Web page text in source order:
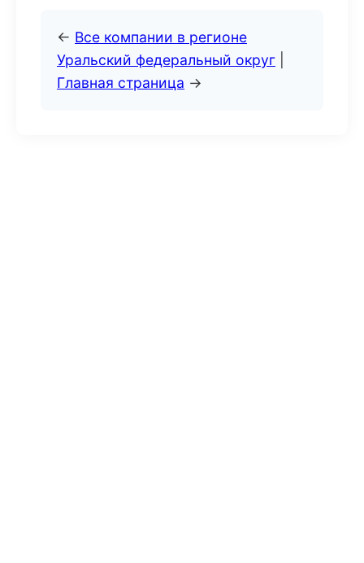
← Все компании в регионе
Уральский федеральный округ
Главная страница →